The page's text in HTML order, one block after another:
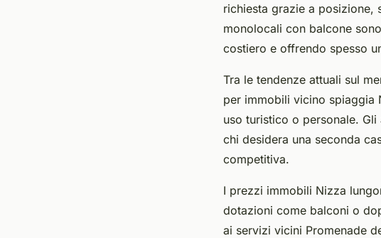
richiesta grazie a posizione,
monolocali con balcone
costiero e offrendo spesso
Tra le tendenze attuali sul
per immobili vicino spiaggia
uso turistico o personale.
chi desidera una seconda
competitiva.
I prezzi immobili Nizza
dotazioni come balconi o
ai servizi vicini Promenade